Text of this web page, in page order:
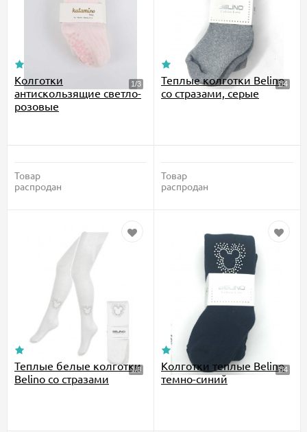
Колготки
антискользящие светло-
розовые
Товар
распродан
Теплые колготки Belino
со стразами, серые
Товар
распродан
Теплые белые колготки
Belino со стразами
Колготки теплые Belino
темно-синий